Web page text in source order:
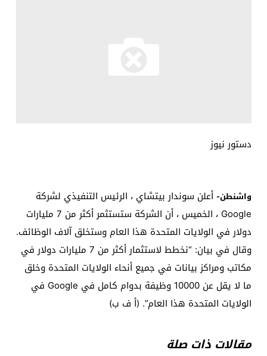
دستور نيوز
واشنطن- أعلن سوندار بيتشاي ، الرئيس التنفيذي لشركة
Google ، الخميس ، أن الشركة ستستثمر أكثر من 7 مليارات
دولار في الولايات المتحدة هذا العام وستخلق آلاف الوظائف.
وقال في بيان: “نخطط لاستثمار أكثر من 7 مليارات دولار في
مكاتب ومراكز بيانات في جميع أنحاء الولايات المتحدة وخلق
ما لا يقل عن 10000 وظيفة بدوام كامل في Google في
الولايات المتحدة هذا العام”. (أ ف ب)
مقالات ذات صلة